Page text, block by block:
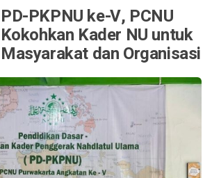
PKPNU ke-V, PCNU
Kader NU untuk
dan Organisasi